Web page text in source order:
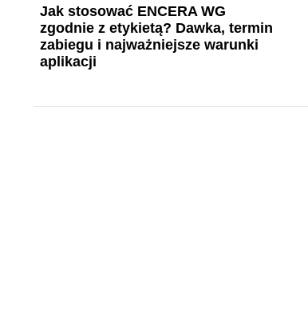
Jak stosować ENCERA WG
zgodnie z etykietą? Dawka, termin
zabiegu i najważniejsze warunki
aplikacji